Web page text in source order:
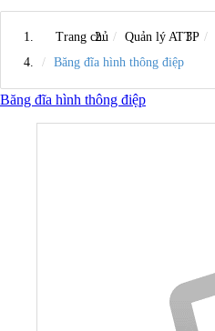
Trang chủ Quản lý ATTP
Băng đĩa hình thông điệp
Băng đĩa hình thông điệp